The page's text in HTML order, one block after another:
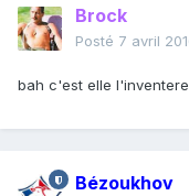
Brock
Posté 7 avril
bah c'est elle
Bézoukhov